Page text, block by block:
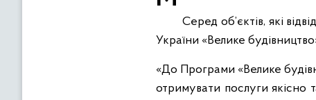
Серед об’єктів, які
України «Велике
«До Програми «Велике
отримувати послуги якісно